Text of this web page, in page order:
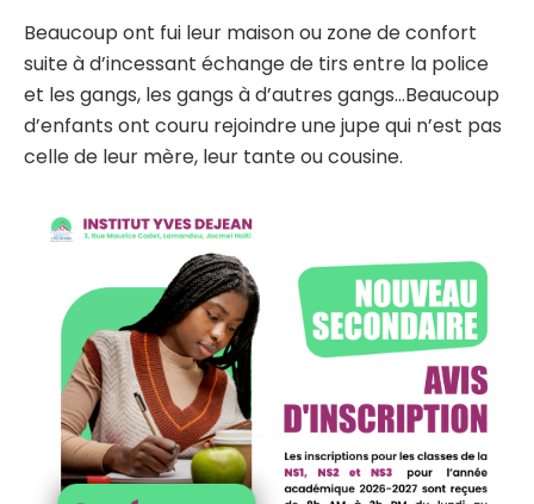
Beaucoup ont fui leur maison ou zone de confort
suite à d’incessant échange de tirs entre la police
et les gangs, les gangs à d’autres gangs…Beaucoup
d’enfants ont couru rejoindre une jupe qui n’est pas
celle de leur mère, leur tante ou cousine.